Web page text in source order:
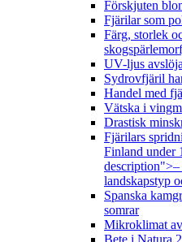
Förskjuten
Fjärilar som
Färg, storlek
UV-ljus
Sydrovfjäril
Handel med
Vätska i
Drastisk
Fjärilars
Finland under
description">–
landskapstyp
Spanska
somrar
Mikroklimat
Bete i Natura